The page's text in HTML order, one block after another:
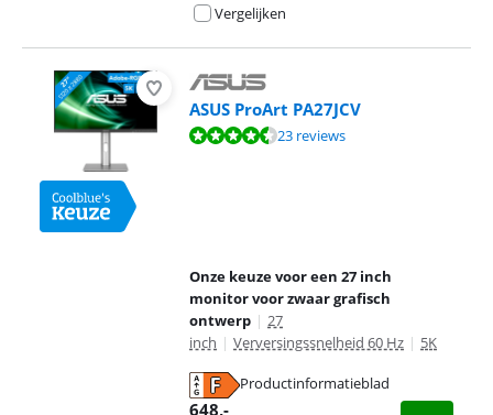
Vergelijken
ASUS ProArt PA27JCV
Beoordeling is 8,9 van de 10, gebaseerd op 23 reviews.
23 reviews
Onze keuze voor een 27 inch
monitor voor zwaar grafisch
ontwerp | 27
inch | Verversingssnelheid 60 Hz | 5K
Productinformatieblad
648,-